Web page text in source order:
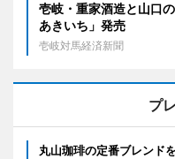
壱岐・重家酒造と山口
あきいち」発売
壱岐対馬経済新聞
プ
丸山珈琲の定番ブレンド